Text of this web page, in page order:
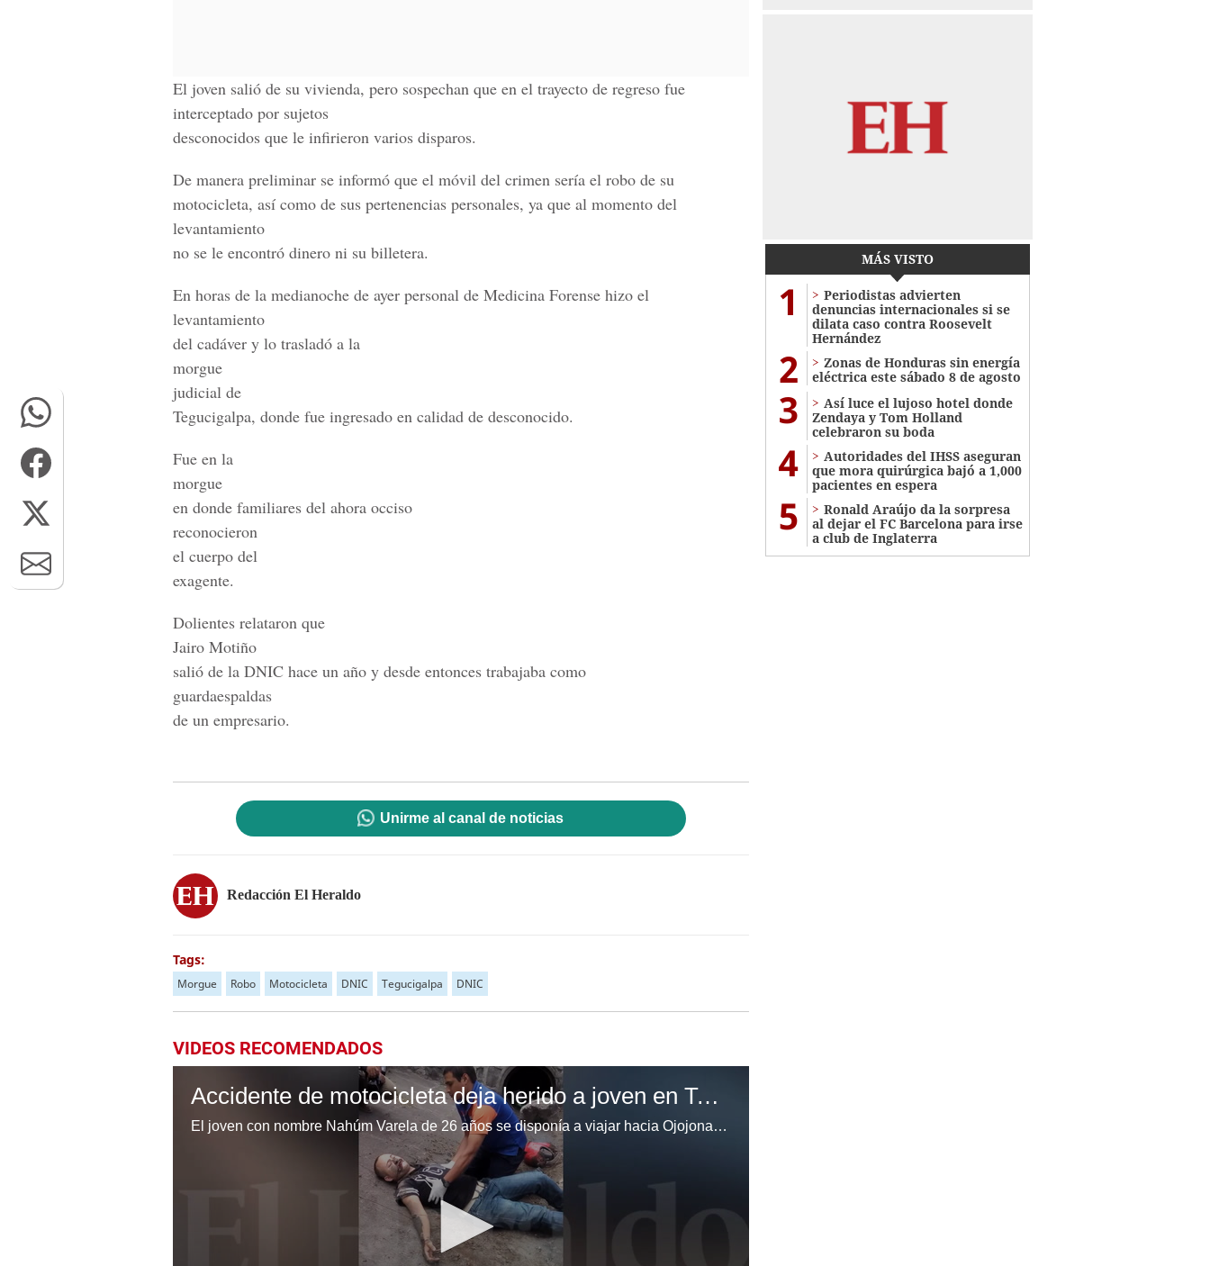
El joven salió de su vivienda, pero sospechan que en el trayecto de regreso fue
interceptado por sujetos
desconocidos que le infirieron varios disparos.
De manera preliminar se informó que el móvil del crimen sería el robo de su
motocicleta, así como de sus pertenencias personales, ya que al momento del
levantamiento
no se le encontró dinero ni su billetera.
En horas de la medianoche de ayer personal de Medicina Forense hizo el
levantamiento
del cadáver y lo trasladó a la
morgue
judicial de
Tegucigalpa, donde fue ingresado en calidad de desconocido.
Fue en la
morgue
en donde familiares del ahora occiso
reconocieron
el cuerpo del
exagente.
Dolientes relataron que
Jairo Motiño
salió de la DNIC hace un año y desde entonces trabajaba como
guardaespaldas
de un empresario.
Unirme al canal de noticias
Redacción El Heraldo
Tags:
Morgue Robo Motocicleta DNIC Tegucigalpa DNIC
VIDEOS RECOMENDADOS
Accidente de motocicleta deja herido a joven en Tegucigalpa
El joven con nombre Nahúm Varela de 26 años se disponía a viajar hacia Ojojona cuando su motocicleta se fue a una pequeña hondonada a la altura de la colonia Loarque.
MÁS VISTO
1
Periodistas advierten
denuncias internacionales si se
dilata caso contra Roosevelt
Hernández
2
Zonas de Honduras sin energía
eléctrica este sábado 8 de agosto
3
Así luce el lujoso hotel donde
Zendaya y Tom Holland
celebraron su boda
4
Autoridades del IHSS aseguran
que mora quirúrgica bajó a 1,000
pacientes en espera
5
Ronald Araújo da la sorpresa
al dejar el FC Barcelona para irse
a club de Inglaterra